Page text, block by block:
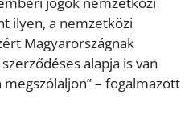
ilyen, a nemzetközi
Magyarországnak
alapja is van
– fogalmazott